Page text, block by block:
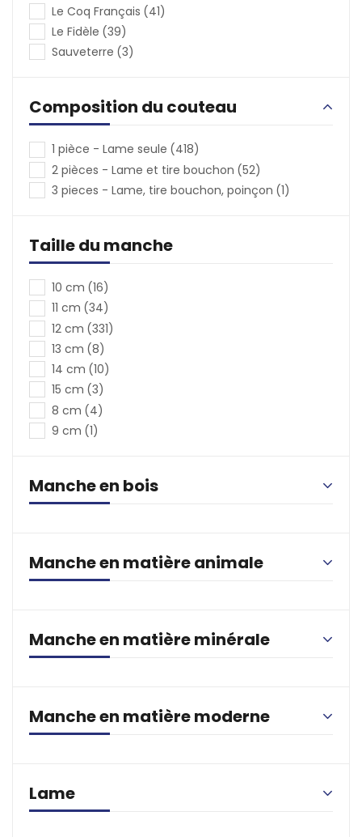
Le Coq Français (41)
Le Fidèle (39)
Sauveterre (3)
Composition du couteau
1 pièce - Lame seule (418)
2 pièces - Lame et tire bouchon (52)
3 pieces - Lame, tire bouchon, poinçon (1)
Taille du manche
10 cm (16)
11 cm (34)
12 cm (331)
13 cm (8)
14 cm (10)
15 cm (3)
8 cm (4)
9 cm (1)
Manche en bois
Manche en matière animale
Manche en matière minérale
Manche en matière moderne
Lame